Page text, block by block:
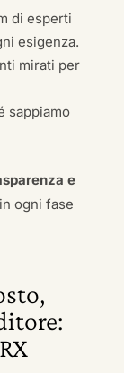
di esperti
esigenza.
mirati per
sappiamo
e
ogni fase